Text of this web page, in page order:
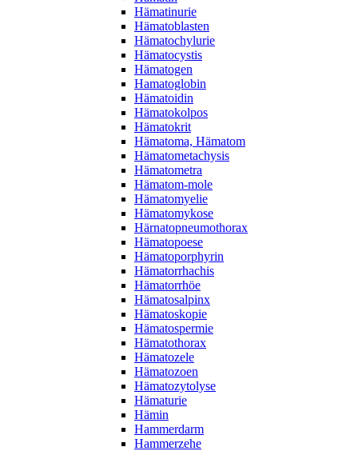
Hämatinurie
Hämatoblasten
Hämatochylurie
Hämatocystis
Hämatogen
Hamatoglobin
Hämatoidin
Hämatokolpos
Hämatokrit
Hämatoma, Hämatom
Hämatometachysis
Hämatometra
Hämatom-mole
Hämatomyelie
Hämatomykose
Härnatopneumothorax
Hämatopoese
Hämatoporphyrin
Hämatorrhachis
Hämatorrhöe
Hämatosalpinx
Hämatoskopie
Hämatospermie
Hämatothorax
Hämatozele
Hämatozoen
Hämatozytolyse
Hämaturie
Hämin
Hammerdarm
Hammerzehe